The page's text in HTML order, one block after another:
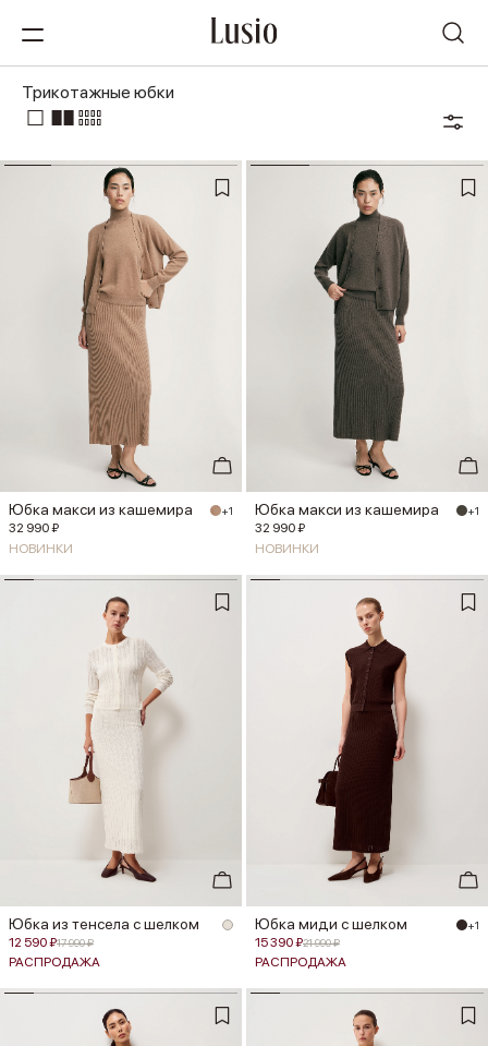
Трикотажные юбки
Юбка макси из кашемира +1
32 990 ₽
НОВИНКИ
Юбка макси из кашемира +1
32 990 ₽
НОВИНКИ
Юбка из тенсела с шелком
12 590 ₽17 990 ₽
РАСПРОДАЖА
Юбка миди с шелком +1
15 390 ₽21 990 ₽
РАСПРОДАЖА